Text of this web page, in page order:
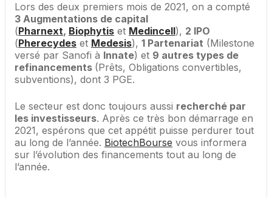
Lors des deux premiers mois de 2021, on a compté
3 Augmentations de capital
(Pharnext, Biophytis et Medincell), 2 IPO
(Pherecydes et Medesis), 1 Partenariat (Milestone
versé par Sanofi à Innate) et 9 autres types de
refinancements (Prêts, Obligations convertibles,
subventions), dont 3 PGE.
Le secteur est donc toujours aussi recherché par
les investisseurs. Après ce très bon démarrage en
2021, espérons que cet appétit puisse perdurer tout
au long de l’année. BiotechBourse vous informera
sur l’évolution des financements tout au long de
l’année.